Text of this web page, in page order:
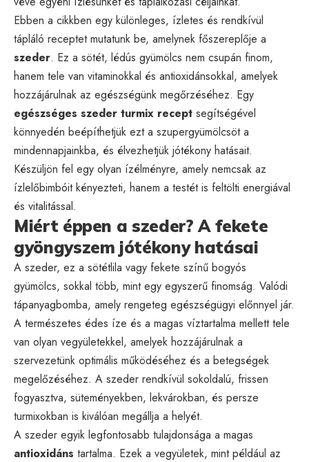
Ebben a cikkben egy különleges, ízletes és rendkívül
tápláló receptet mutatunk be, amelynek főszereplője a
szeder. Ez a sötét, lédús gyümölcs nem csupán finom,
hanem tele van vitaminokkal és antioxidánsokkal, amelyek
hozzájárulnak az egészségünk megőrzéséhez. Egy
egészséges szeder turmix recept segítségével
könnyedén beépíthetjük ezt a szupergyümölcsöt a
mindennapjainkba, és élvezhetjük jótékony hatásait.
Készüljön fel egy olyan ízélményre, amely nemcsak az
ízlelőbimbóit kényezteti, hanem a testét is feltölti energiával
és vitalitással.
Miért éppen a szeder? A fekete
gyöngyszem jótékony hatásai
A szeder, ez a sötétlila vagy fekete színű bogyós
gyümölcs, sokkal több, mint egy egyszerű finomság. Valódi
tápanyagbomba, amely rengeteg egészségügyi előnnyel jár.
A természetes édes íze és a magas víztartalma mellett tele
van olyan vegyületekkel, amelyek hozzájárulnak a
szervezetünk optimális működéséhez és a betegségek
megelőzéséhez. A szeder rendkívül sokoldalú, frissen
fogyasztva, süteményekben, lekvárokban, és persze
turmixokban is kiválóan megállja a helyét.
A szeder egyik legfontosabb tulajdonsága a magas
antioxidáns tartalma. Ezek a vegyületek, mint például az